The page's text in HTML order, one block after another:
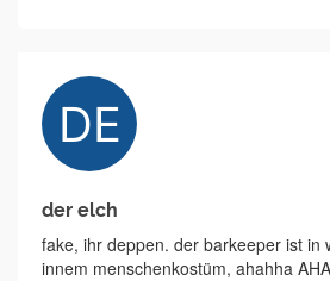
der elch
fake, ihr deppen. der barkeeper ist in
innem menschenkostüm, ahahha